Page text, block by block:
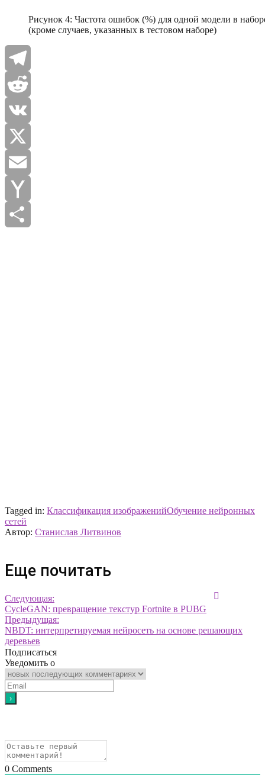
Рисунок 4: Частота ошибок (%) для одной модели в
(кроме случаев, указанных в тестовом наборе)
Telegram
Reddit
VK
X
Email
Yahoo
Tagged in: Классификация изображенийОбучение нейронных
сетей
Автор: Станислав Литвинов
Еще почитать
Следующая:
CycleGAN: превращение текстур Fortnite в PUBG
Предыдущая:
NBDT: интерпретируемая нейросеть на основе решающих
деревьев
Подписаться
Уведомить о
0 Comments